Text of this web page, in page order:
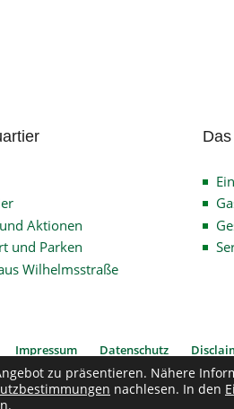
Aktionen
und Parken
Wilhelmsstraße
Impressum Datenschutz
© 2026Verein Quartier Wilhelmsstrasse |
zu präsentieren. Nähere
nachlesen. In den